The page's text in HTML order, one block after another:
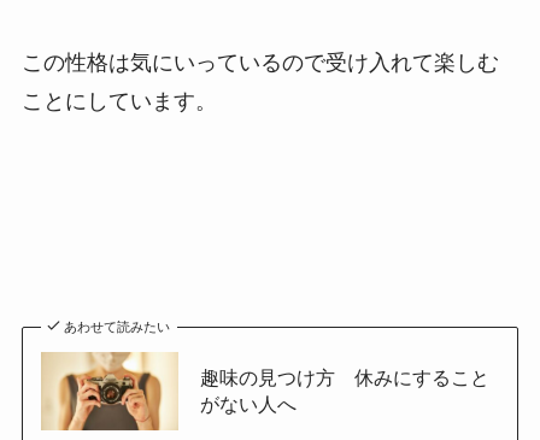
この性格は気にいっているので受け入れて楽しむ
ことにしています。
あわせて読みたい
趣味の見つけ方 休みにすること
がない人へ